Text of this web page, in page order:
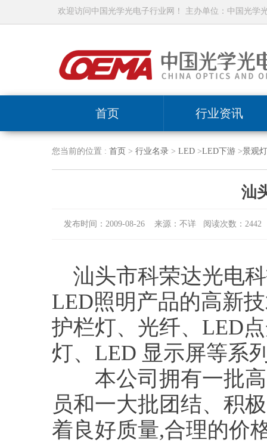
欢迎访问中国光学光电子行业网！ 主办单位：中国光学
首页 行业资讯
您当前的位置 : 首页 > 行业名录> LED>LED下游>景观
汕
发布时间：2009-08-26 来源：不详 阅读次数：2442
汕头市科荣达光电
LED照明产品的高新
护栏灯、光纤、LED
灯、LED 显示屏等系
本公司拥有一批高
员和一大批团结、积
着良好质量,合理的价